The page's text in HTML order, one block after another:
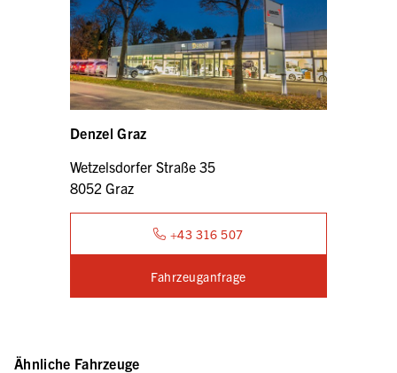
Denzel Graz
Wetzelsdorfer Straße 35
8052 Graz
+43 316 507
Fahrzeuganfrage
Ähnliche Fahrzeuge